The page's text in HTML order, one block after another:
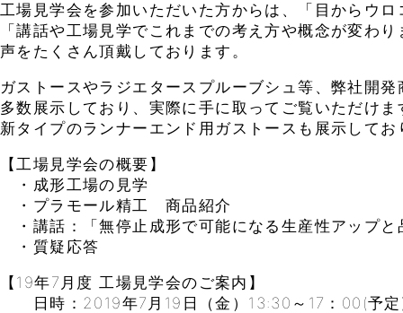
工場見学会を参加いただいた方からは、「目からウロ
「講話や工場見学でこれまでの考え方や概念が変わ
声をたくさん頂戴しております。
ガストースやラジエタースプルーブシュ等、弊社開発
多数展示しており、実際に手に取ってご覧いただけま
新タイプのランナーエンド用ガストースも展示してお
【工場見学会の概要】
・成形工場の見学
・プラモール精工 商品紹介
・講話：「無停止成形で可能になる生産性アップと
・質疑応答
【19年7月度 工場見学会のご案内】
日時：2019年7月19日（金）13:30～17：00(予